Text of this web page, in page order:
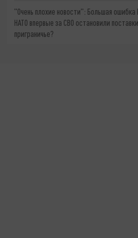
"Очень плохие новости": Большая
НАТО впервые за СВО остановили
приграничье?